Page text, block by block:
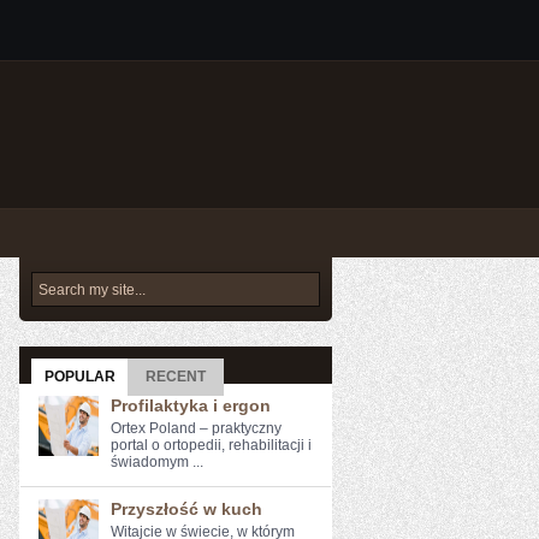
POPULAR RECENT
Profilaktyka i ergon
Ortex Poland – praktyczny
portal o ortopedii, rehabilitacji i
świadomym ...
Przyszłość w kuch
Witajcie w świecie, w którym